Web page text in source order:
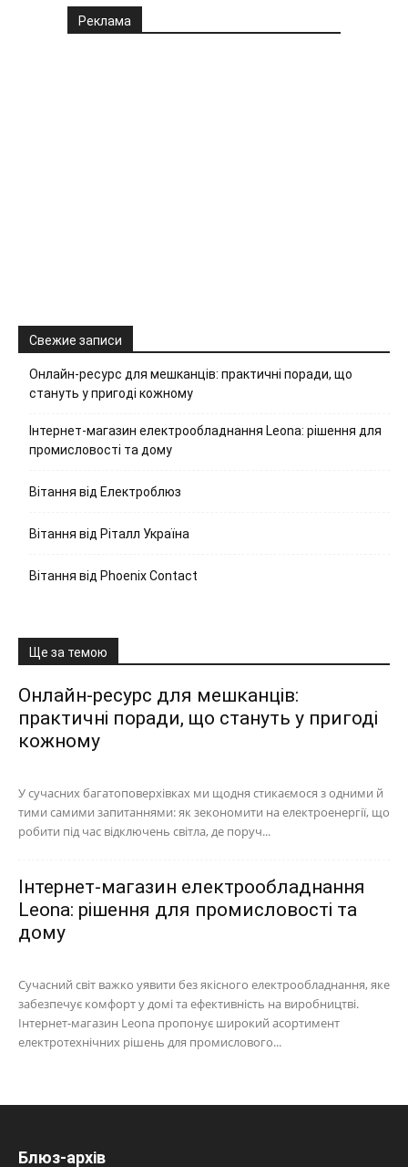
Реклама
Свежие записи
Онлайн-ресурс для мешканців: практичні поради, що
стануть у пригоді кожному
Інтернет-магазин електрообладнання Leona: рішення для
промисловості та дому
Вітання від Електроблюз
Вітання від Ріталл Україна
Вітання від Phoenix Contact
Ще за темою
Онлайн-ресурс для мешканців:
практичні поради, що стануть у пригоді
кожному
У сучасних багатоповерхівках ми щодня стикаємося з одними й
тими самими запитаннями: як зекономити на електроенергії, що
робити під час відключень світла, де поруч...
Інтернет-магазин електрообладнання
Leona: рішення для промисловості та
дому
Сучасний світ важко уявити без якісного електрообладнання, яке
забезпечує комфорт у домі та ефективність на виробництві.
Інтернет-магазин Leona пропонує широкий асортимент
електротехнічних рішень для промислового...
Блюз-архів